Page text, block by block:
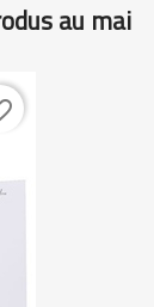
au mai